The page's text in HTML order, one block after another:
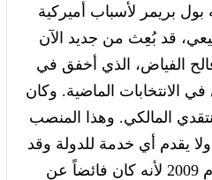
بول بريمر لأسباب أميركية
قد بُعِث من جديد الآن
الفياض، الذي أخفق في
الانتخابات الماضية. وكان
المالكي. وهذا المنصب
يقدم أي خدمة للدولة وقد
أقدم المالكي على إلغائه عام 2009 لأنه كان فائضاً عن